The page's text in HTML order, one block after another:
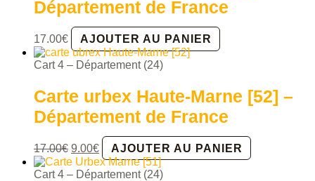
Département de France
17.00€ AJOUTER AU PANIER
Cart 4 – Département (24)
Carte urbex Haute-Marne [52] –
Département de France
17.00€ Le
prix
initial
9.00€Le
prix
actuel
AJOUTER AU PANIER
Cart 4 – Département (24)